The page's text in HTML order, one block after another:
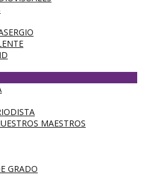
MAESTROS
GRADO